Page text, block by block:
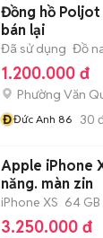
Đồng hồ
bán lại
Đã sử dụng Đồ
1.200.000 đ
Phường Văn
ĐĐức Anh 86 30
Apple iPhone
năng. màn zin
iPhone XS 64 GB
3.250.000 đ